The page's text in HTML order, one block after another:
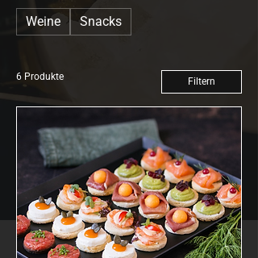
Weine Snacks
6 Produkte Filtern